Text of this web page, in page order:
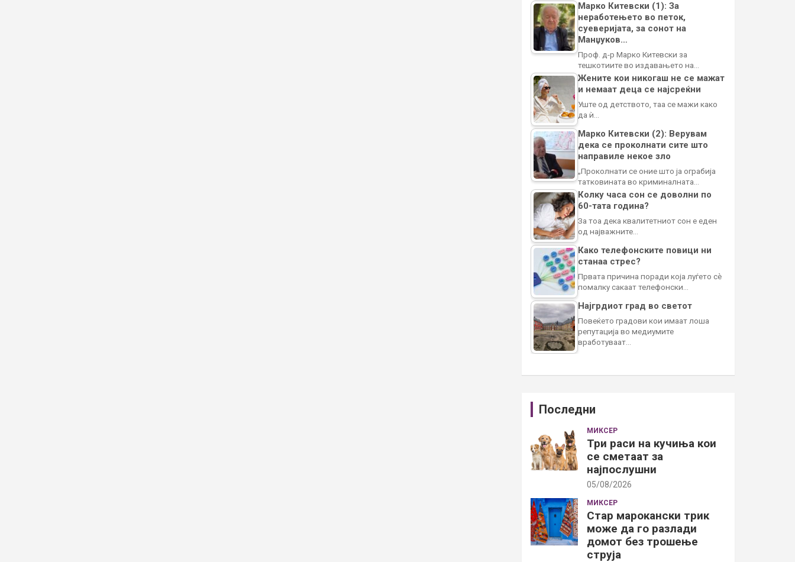
Марко Китевски (1): За
неработењето во петок,
суеверијата, за сонот на
Манџуков…
Проф. д-р Марко Китевски за
тешкотиите во издавањето на…
Жените кои никогаш не се мажат
и немаат деца се најсреќни
Уште од детството, таа се мажи како
да ѝ…
Марко Китевски (2): Верувам
дека се проколнати сите што
направиле некое зло
„Проколнати се оние што ја ограбија
татковината во криминалната…
Колку часа сон се доволни по
60-тата година?
За тоа дека квалитетниот сон е еден
од најважните…
Како телефонските повици ни
станаа стрес?
Првата причина поради која луѓето сè
помалку сакаат телефонски…
Најгрдиот град во светот
Повеќето градови кои имаат лоша
репутација во медиумите
вработуваат…
Последни
МИКСЕР
Три раси на кучиња кои
се сметаат за
најпослушни
05/08/2026
МИКСЕР
Стар марокански трик
може да го разлади
домот без трошење
струја